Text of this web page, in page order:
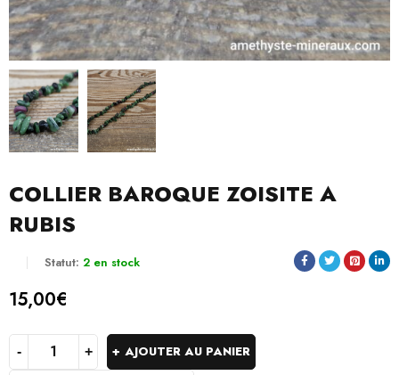
COLLIER BAROQUE ZOISITE A
RUBIS
Statut: 2 en stock
15,00€
AJOUTER AU PANIER